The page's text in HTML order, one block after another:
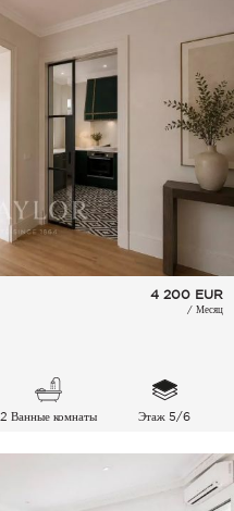
4 200 EUR
/ Месяц
2 Ванные комнаты Этаж 5/6